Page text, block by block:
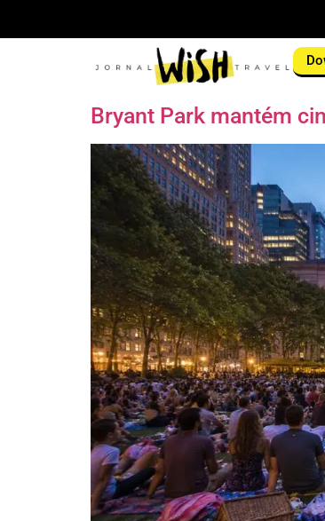
Bryant Park mantém